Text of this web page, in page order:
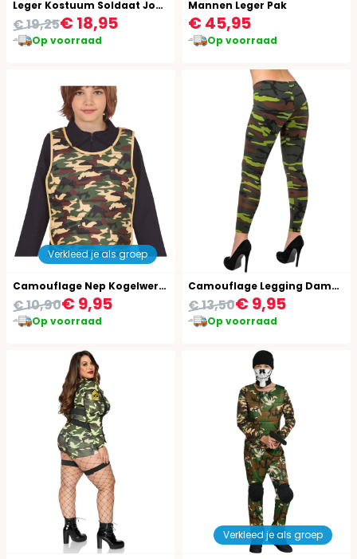
Leger Kostuum Soldaat Jongens
€ 18,95
€ 19,25
Op voorraad
Mannen Leger Pak
€ 45,95
Op voorraad
Verkleed je als groep
Camouflage Nep Kogelwerend Vest Kinderen
€ 9,95
€ 10,90
Op voorraad
Camouflage Legging Dames Carnaval
€ 9,95
€ 13,50
Op voorraad
Verkleed je als groep